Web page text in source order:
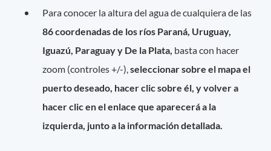
Para conocer la altura del agua de cualquiera de las
86 coordenadas de los ríos Paraná, Uruguay,
Iguazú, Paraguay y De la Plata, basta con hacer
zoom (controles +/-),seleccionar sobre el mapa el
puerto deseado, hacer clic sobre él, y volver a
hacer clic en el enlace que aparecerá a la
izquierda, junto a la información detallada.